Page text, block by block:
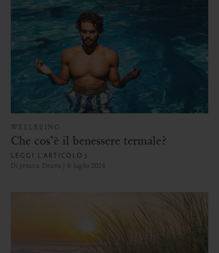
WELLBEING
Che cos’è il benessere termale?
LEGGI L’ARTICOLO
Di Jessica Deans | 6 luglio 2026